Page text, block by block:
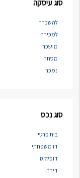
סוג עיסקה
להשכרה
למכירה
מושכר
מסחרי
נמכר
סוג נכס
בית פרטי
דו משפחתי
דופלקס
דירה